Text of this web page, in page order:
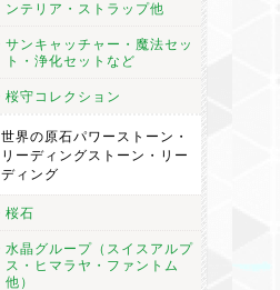
ンテリア・ストラップ他
サンキャッチャー・魔法セッ
ト・浄化セットなど
桜守コレクション
世界の原石パワーストーン・
リーディングストーン・リー
ディング
桜石
水晶グループ（スイスアルプ
ス・ヒマラヤ・ファントム
他）